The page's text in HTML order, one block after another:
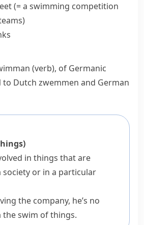
(= a swimming competition
(verb), of Germanic
to Dutch zwemmen and German
in things that are
society or in a particular
the company, he’s no
the swim of things.